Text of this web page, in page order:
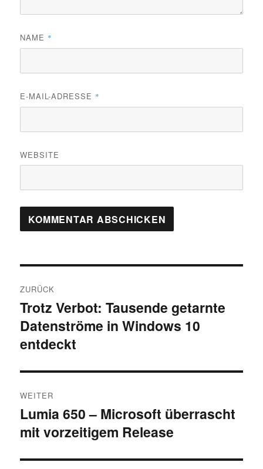
NAME *
E-MAIL-ADRESSE *
WEBSITE
ZURÜCK
Vorheriger
Beitrag:
Trotz Verbot: Tausende getarnte
Datenströme in Windows 10
entdeckt
WEITER
Nächster
Beitrag:
Lumia 650 – Microsoft überrascht
mit vorzeitigem Release